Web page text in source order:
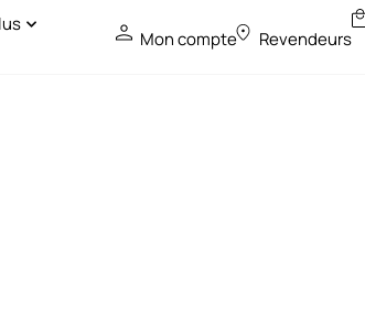
Mon compte Revendeurs